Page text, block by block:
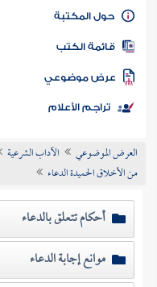
كتاب الأمة
المكتبة
الكتب
موضوعي
تراجم الأعلام
العرض الموضوعي الآداب الشرعية
من الأخلاق الحميدة الدعاء
أحكام تتعلق بالدعاء
موانع إجابة الدعاء